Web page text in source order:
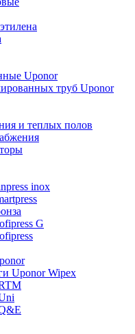
Uponor
труб Uponor
и теплых полов
inox
G
Uponor Wipex